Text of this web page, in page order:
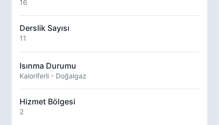
16
Derslik Sayısı
11
Isınma Durumu
Kaloriferli - Doğalgaz
Hizmet Bölgesi
2